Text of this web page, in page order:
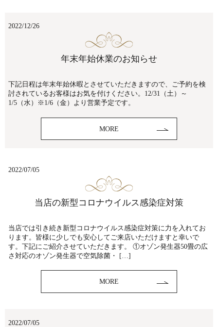
2022/12/26
年末年始休業のお知らせ
下記日程は年末年始休暇とさせていただきますので、ご予約を検
討されているお客様はお気を付けください。12/31（土）～
1/5（水）※1/6（金）より営業予定です。
MORE
2022/07/05
当店の新型コロナウイルス感染症対策
当店では引き続き新型コロナウイルス感染症対策に力を入れてお
ります。皆様に少しでも安心してご来店いただけますと幸いで
す。下記にご紹介させていただきます。 ①オゾン発生器50畳の広
さ対応のオゾン発生器で空気除菌・ […]
MORE
2022/07/05